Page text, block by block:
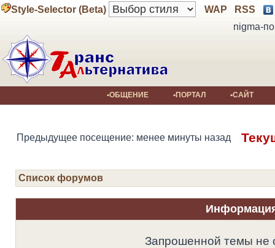
Style-Selector (Beta) WAP
RSS
nigma-
•ОБЩЕНИЕ •ПОРТАЛ •САЙТ
Предыдущее посещение: менее минуты назад
Список форумов
Запрошенной темы не